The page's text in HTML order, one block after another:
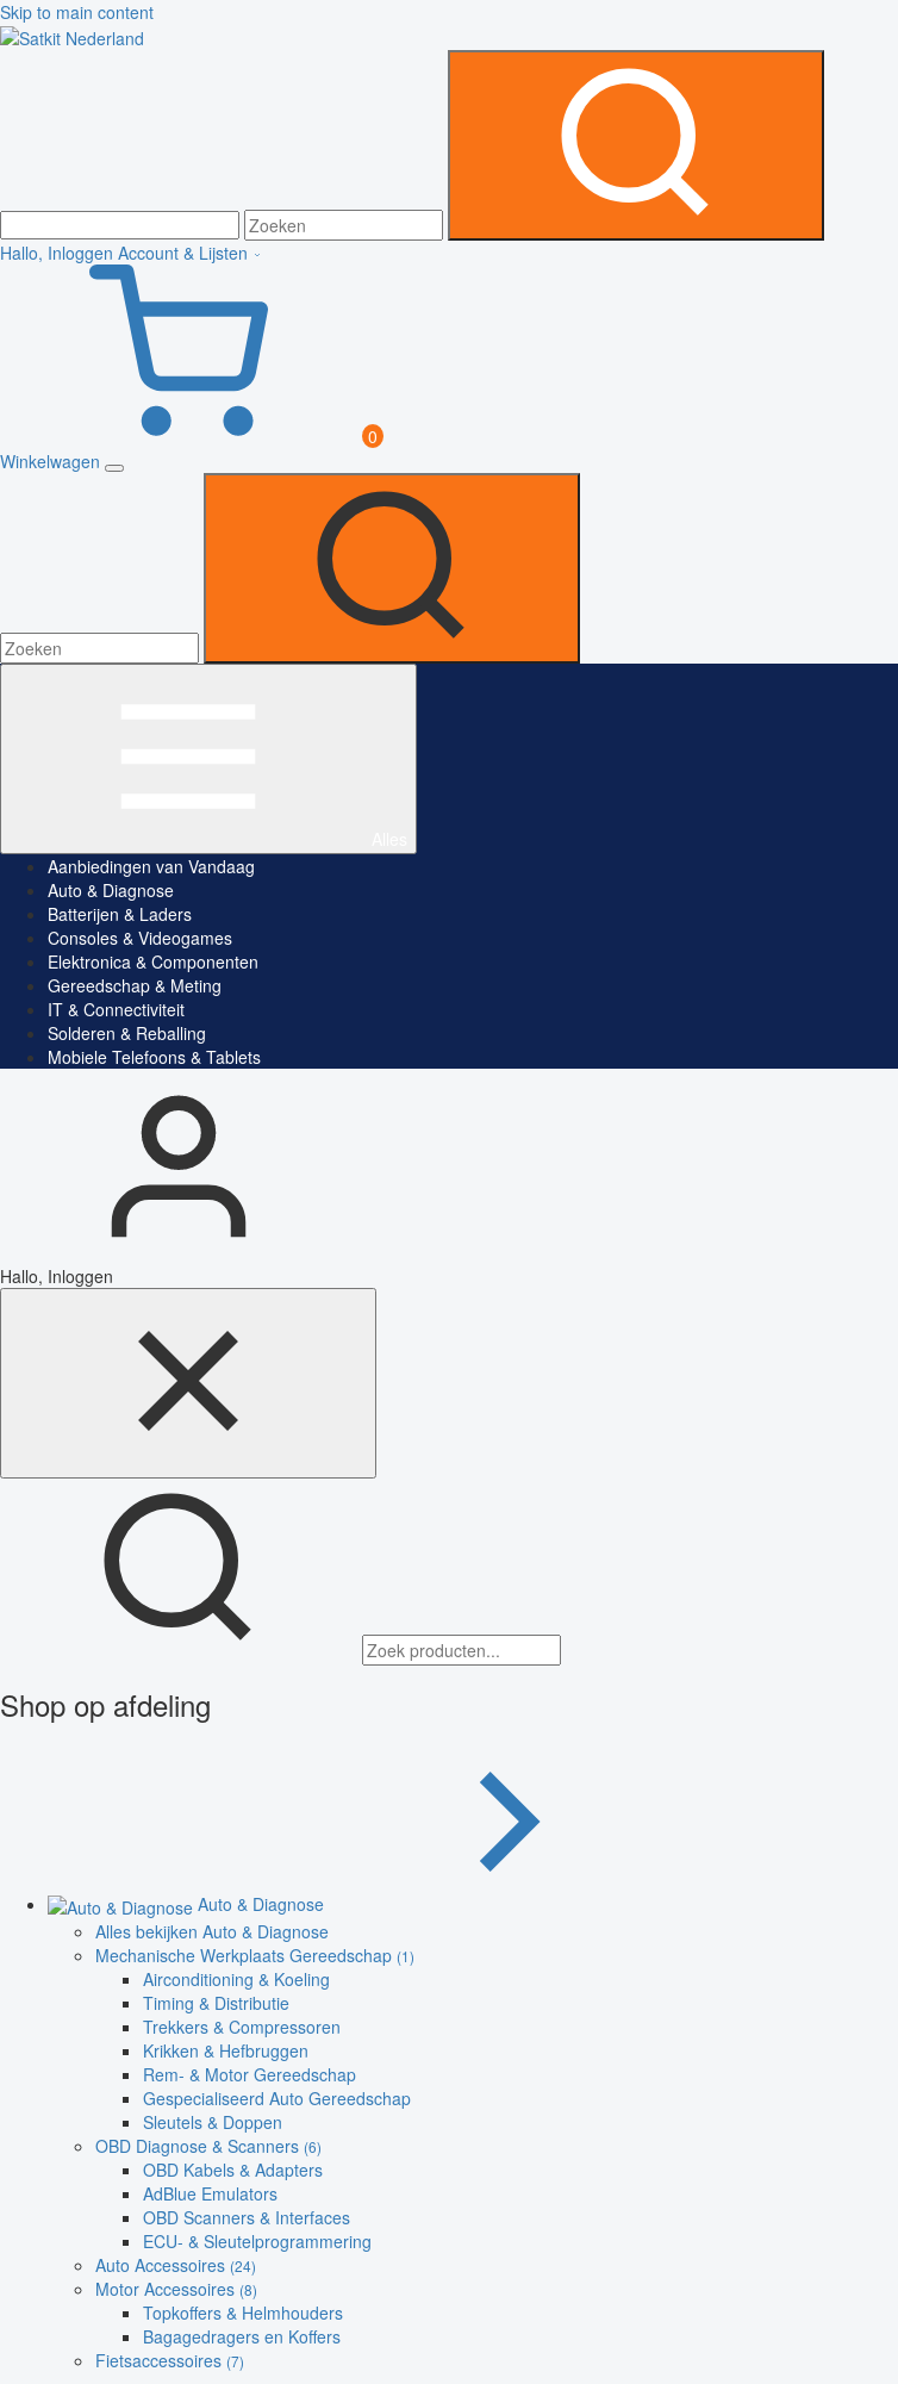
Skip to main content
Hallo, Inloggen Account & Lijsten
0
Winkelwagen
Aanbiedingen van Vandaag
Auto & Diagnose
Batterijen & Laders
Consoles & Videogames
Elektronica & Componenten
Gereedschap & Meting
IT & Connectiviteit
Solderen & Reballing
Mobiele Telefoons & Tablets
Hallo, Inloggen
Shop op afdeling
Auto & Diagnose
Alles bekijken Auto & Diagnose
Mechanische Werkplaats Gereedschap (1)
Airconditioning & Koeling
Timing & Distributie
Trekkers & Compressoren
Krikken & Hefbruggen
Rem- & Motor Gereedschap
Gespecialiseerd Auto Gereedschap
Sleutels & Doppen
OBD Diagnose & Scanners (6)
OBD Kabels & Adapters
AdBlue Emulators
OBD Scanners & Interfaces
ECU- & Sleutelprogrammering
Auto Accessoires (24)
Motor Accessoires (8)
Topkoffers & Helmhouders
Bagagedragers en Koffers
Fietsaccessoires (7)